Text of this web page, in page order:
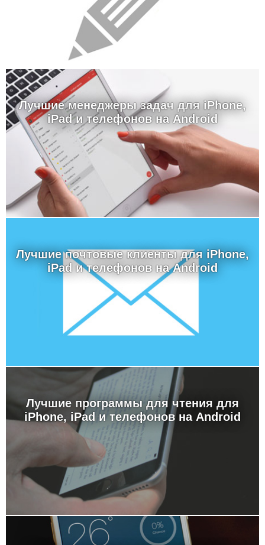
Лучшие менеджеры задач для iPhone,
iPad и телефонов на Android
Лучшие почтовые клиенты для iPhone,
iPad и телефонов на Android
Лучшие программы для чтения для
iPhone, iPad и телефонов на Android